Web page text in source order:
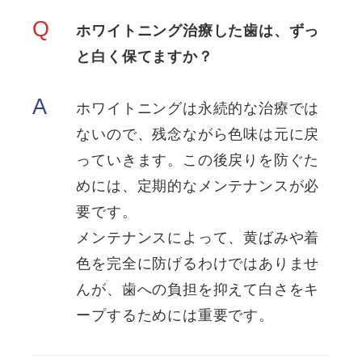
Q
ホワイトニング治療した歯は、ずっ
と白く保てますか？
A
ホワイトニングは永続的な治療では
ないので、残念ながら色味は元に戻
っていきます。この後戻りを防ぐた
めには、定期的なメンテナンスが必
要です。
メンテナンスによって、黄ばみや着
色を完全に防げるわけではありませ
んが、歯への負担を抑えて白さをキ
ープするためには重要です。